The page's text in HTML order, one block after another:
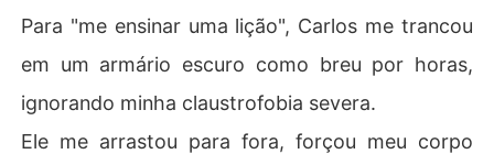
- Gabriel - sussurrei através dos lábios rachados. - O b
ebê é seu. Venha nos buscar.
Para "me ensinar uma lição", Carlos me trancou
em um armário escuro como breu por horas,
ignorando minha claustrofobia severa.
Ele me arrastou para fora, forçou meu corpo